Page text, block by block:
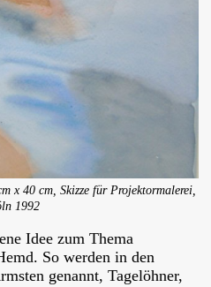
x 40 cm, Skizze für Projektormalerei,
1992
Idee zum Thema
So werden in den
genannt, Tagelöhner,